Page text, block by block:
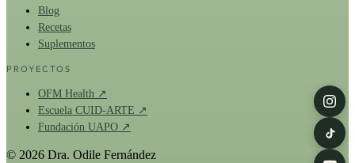
Blog
Recetas
Suplementos
PROYECTOS
OFM Health ↗
Escuela CUID-ARTE ↗
Fundación UAPO ↗
© 2026 Dra. Odile Fernández